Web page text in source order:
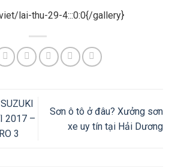
lai-thu-29-4:::0:0{/gallery}
2017 –
3
Sơn ô tô ở đâu? Xưởng sơn
xe uy tín tại Hải Dương